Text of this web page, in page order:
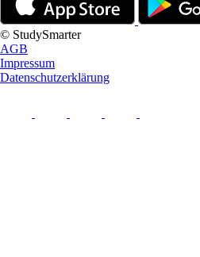
© StudySmarter
AGB
Impressum
Datenschutzerklärung